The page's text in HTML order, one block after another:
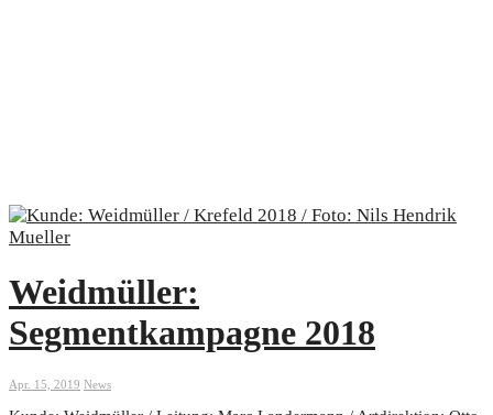
Weidmüller:
Segmentkampagne 2018
Apr. 15, 2019 News